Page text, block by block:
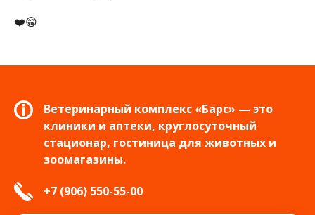
❤️😁
Ветеринарный комплекс «Барс» — это
клиники и аптеки, круглосуточный
стационар, гостиница для животных и
зоомагазины.
+7 (906) 550-55-00